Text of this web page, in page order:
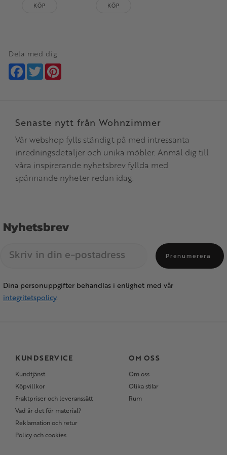
KÖP KÖP
Dela med dig
Facebook
Twitter
Senaste nytt från Wohnzimmer
Vår webshop fylls ständigt på med intressanta
inredningsdetaljer och unika möbler. Anmäl dig till
våra inspirerande nyhetsbrev fyllda med
spännande nyheter redan idag.
Nyhetsbrev
Prenumerera
Dina personuppgifter behandlas i enlighet med vår
integritetspolicy.
KUNDSERVICE
Kundtjänst
Köpvillkor
Fraktpriser och leveranssätt
Vad är det för material?
Reklamation och retur
Policy och cookies
OM OSS
Om oss
Olika stilar
Rum